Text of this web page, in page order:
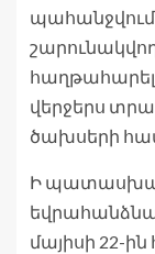
պահանջվում
վերջերս
ծախսերի
Ի
մայիսի 22-